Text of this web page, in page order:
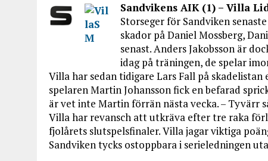
Sandvikens AIK (1) – Villa
Storseger för Sandviken
skador på Daniel Mossberg,
senast. Anders Jakobsson är
idag på träningen, de spelar
Villa har sedan tidigare Lars Fall på
spelaren Martin Johansson fick en befarad
är vet inte Martin förrän nästa vecka. – Tyvärr
Villa har revansch att utkräva efter tre raka
fjolårets slutspelsfinaler. Villa jagar viktiga
Sandviken tycks ostoppbara i serieledningen